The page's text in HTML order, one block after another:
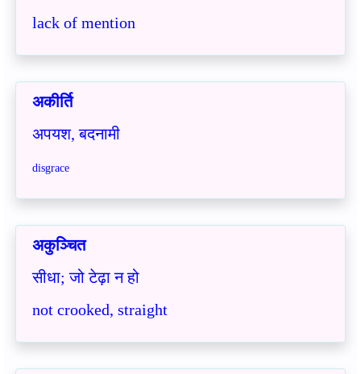
lack of mention
अकीर्ति
अपयश, बदनामी
disgrace
अकुञ्चित
सीधा; जो टेढ़ा न हो
not crooked, straight